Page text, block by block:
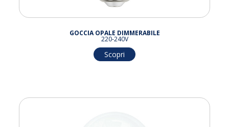
GOCCIA OPALE DIMMERABILE
220-240V
Scopri